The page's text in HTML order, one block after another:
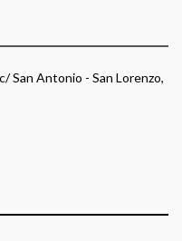
San Antonio - San Lorenzo,